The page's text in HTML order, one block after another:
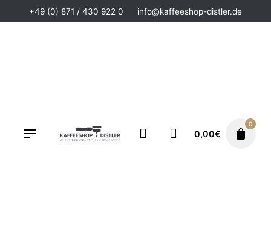
+49 (0) 871 / 430 922 0 info@kaffeeshop-distler.de
0,00€
0